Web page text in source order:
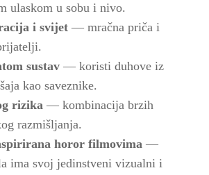
ulaskom u sobu i nivo.
i svijet — mračna priča i
sustav — koristi duhove iz
kao saveznike.
rizika — kombinacija brzih
razmišljanja.
horor filmovima —
ima svoj jedinstveni vizualni i